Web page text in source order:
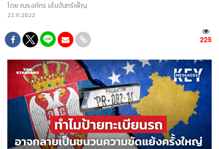
โดยณรงค์กร มโนจันทร์เพ็ญ
22.11.2022
225